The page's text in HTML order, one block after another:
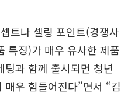
트나 셀링 포인트(경쟁사
특징)가 매우 유사한 제품
과 함께 출시되면 청년
우 힘들어진다”면서 “김